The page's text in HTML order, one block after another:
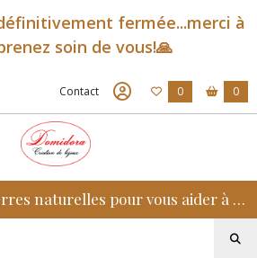
fermée...merci à
soin de vous!🙏
Contact 0 0
Des bracelets en pierres naturelles pour vous aider à retrouver sérénité, confiance et équilibre au quotidien